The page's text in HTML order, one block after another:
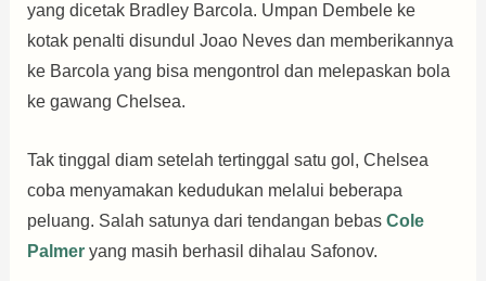
yang dicetak Bradley Barcola. Umpan Dembele ke
kotak penalti disundul Joao Neves dan memberikannya
ke Barcola yang bisa mengontrol dan melepaskan bola
ke gawang Chelsea.
Tak tinggal diam setelah tertinggal satu gol, Chelsea
coba menyamakan kedudukan melalui beberapa
peluang. Salah satunya dari tendangan bebas Cole
Palmeryang masih berhasil dihalau Safonov.